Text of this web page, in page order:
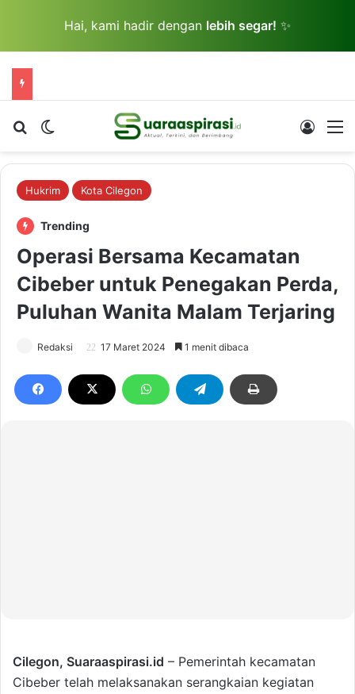
Hai, kami hadir dengan lebih segar! ✨
Cari berita...Switch skin Log In
Hukrim Kota Cilegon
Trending
Operasi Bersama Kecamatan
Cibeber untuk Penegakan Perda,
Puluhan Wanita Malam Terjaring
Redaksi 17 Maret 2024 1 menit dibaca
Cilegon, Suaraaspirasi.id – Pemerintah kecamatan
Cibeber telah melaksanakan serangkaian kegiatan